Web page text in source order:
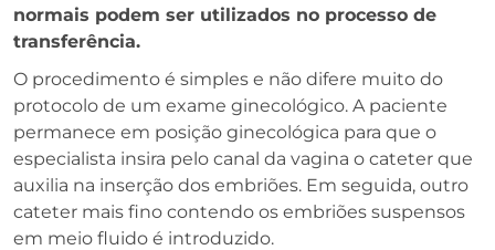
normais podem ser utilizados no processo de
transferência.
O procedimento é simples e não difere muito do
protocolo de um exame ginecológico. A paciente
permanece em posição ginecológica para que o
especialista insira pelo canal da vagina o cateter que
auxilia na inserção dos embriões. Em seguida, outro
cateter mais fino contendo os embriões suspensos
em meio fluido é introduzido.